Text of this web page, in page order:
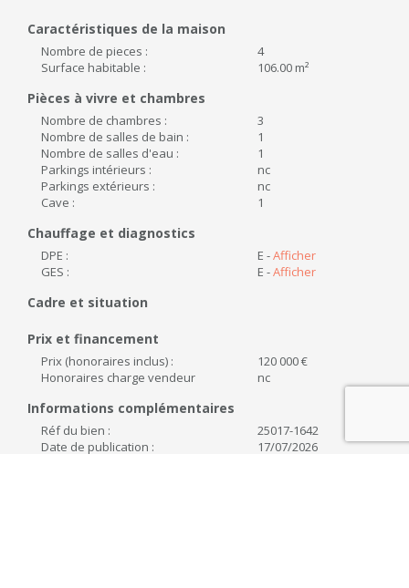
Caractéristiques de la maison
Nombre de pieces :
4
Surface habitable :
106.00 m²
Pièces à vivre et chambres
Nombre de chambres :
3
Nombre de salles de bain :
1
Nombre de salles d'eau :
1
Parkings intérieurs :
nc
Parkings extérieurs :
nc
Cave :
1
Chauffage et diagnostics
DPE : E -Afficher
GES :
E -Afficher
Cadre et situation
Prix et financement
Prix (honoraires inclus) :
120 000 €
Honoraires charge vendeur
nc
Informations complémentaires
Réf du bien :
25017-1642
Date de publication :
17/07/2026